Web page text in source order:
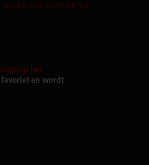
WORD FCA SUPPORTER
het
en wordt